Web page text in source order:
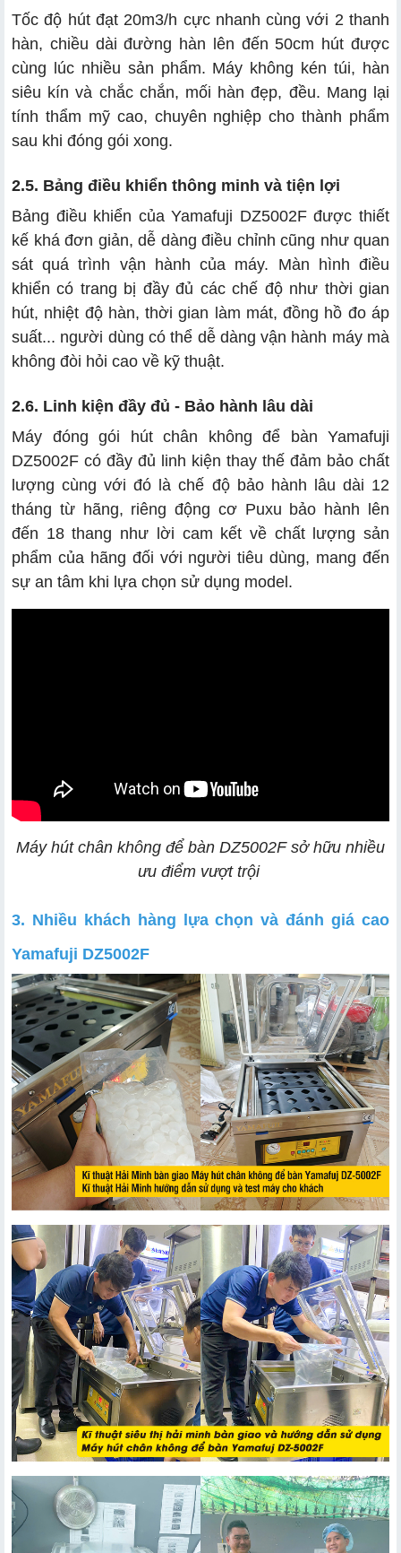
Tốc độ hút đạt 20m3/h cực nhanh cùng với 2 thanh
hàn, chiều dài đường hàn lên đến 50cm hút được
cùng lúc nhiều sản phẩm. Máy không kén túi, hàn
siêu kín và chắc chắn, mối hàn đẹp, đều. Mang lại
tính thẩm mỹ cao, chuyên nghiệp cho thành phẩm
sau khi đóng gói xong.
2.5. Bảng điều khiển thông minh và tiện lợi
Bảng điều khiển của Yamafuji DZ5002F được thiết
kế khá đơn giản, dễ dàng điều chỉnh cũng như quan
sát quá trình vận hành của máy. Màn hình điều
khiển có trang bị đầy đủ các chế độ như thời gian
hút, nhiệt độ hàn, thời gian làm mát, đồng hồ đo áp
suất... người dùng có thể dễ dàng vận hành máy mà
không đòi hỏi cao về kỹ thuật.
2.6. Linh kiện đầy đủ - Bảo hành lâu dài
Máy đóng gói hút chân không để bàn Yamafuji
DZ5002F có đầy đủ linh kiện thay thế đảm bảo chất
lượng cùng với đó là chế độ bảo hành lâu dài 12
tháng từ hãng, riêng động cơ Puxu bảo hành lên
đến 18 thang như lời cam kết về chất lượng sản
phẩm của hãng đối với người tiêu dùng, mang đến
sự an tâm khi lựa chọn sử dụng model.
Máy hút chân không để bàn DZ5002F sở hữu nhiều
ưu điểm vượt trội
3. Nhiều khách hàng lựa chọn và đánh giá cao
Yamafuji DZ5002F